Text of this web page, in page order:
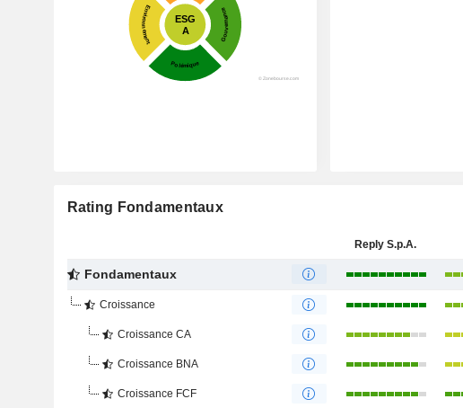
Rating Fondamentaux
Reply S.p.A.
Fondamentaux
Croissance
Croissance CA
Croissance BNA
Croissance FCF